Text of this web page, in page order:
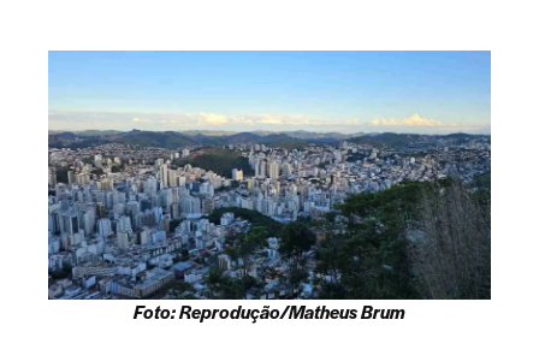
Foto: Reprodução/Matheus Brum